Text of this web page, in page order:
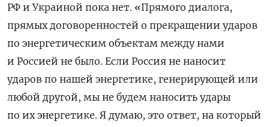
РФ и Украиной пока нет. «Прямого диалога,
прямых договоренностей о прекращении ударов
по энергетическим объектам между нами
и Россией не было. Если Россия не наносит
ударов по нашей энергетике, генерирующей или
любой другой, мы не будем наносить удары
по их энергетике. Я думаю, это ответ, на который